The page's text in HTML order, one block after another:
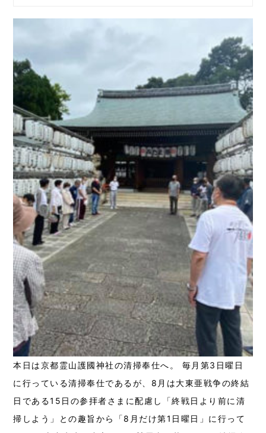
本日は京都霊山護國神社の清掃奉仕へ。 毎月第3日曜日
に行っている清掃奉仕であるが、8月は大東亜戦争の終結
日である15日の参拝者さまに配慮し「終戦日より前に清
掃しよう」との趣旨から「8月だけ第1日曜日」に行って